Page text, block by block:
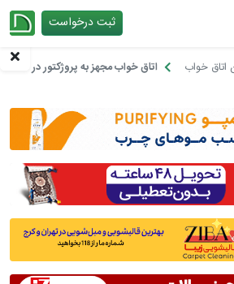
ثبت درخواست
اتاق خواب اتاق خواب مجهز به پروژکتور در